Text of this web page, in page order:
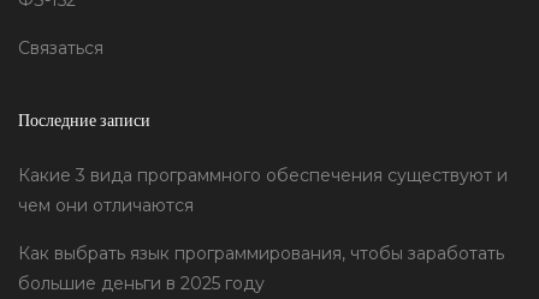
Связаться
Последние записи
Какие 3 вида программного обеспечения существуют и
чем они отличаются
Как выбрать язык программирования, чтобы заработать
большие деньги в 2025 году